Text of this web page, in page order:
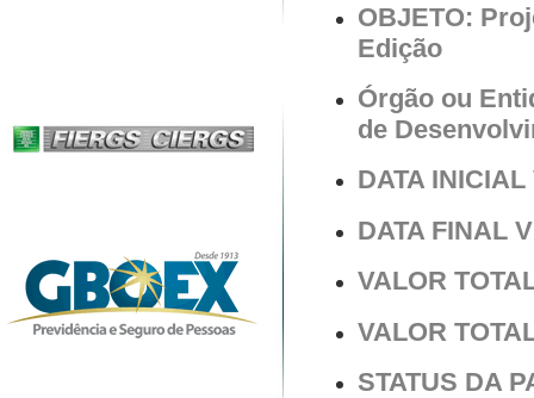
OBJETO:
Edição
Órgão ou
de
DATA
DATA FINAL
VALOR
VALOR
STATUS DA